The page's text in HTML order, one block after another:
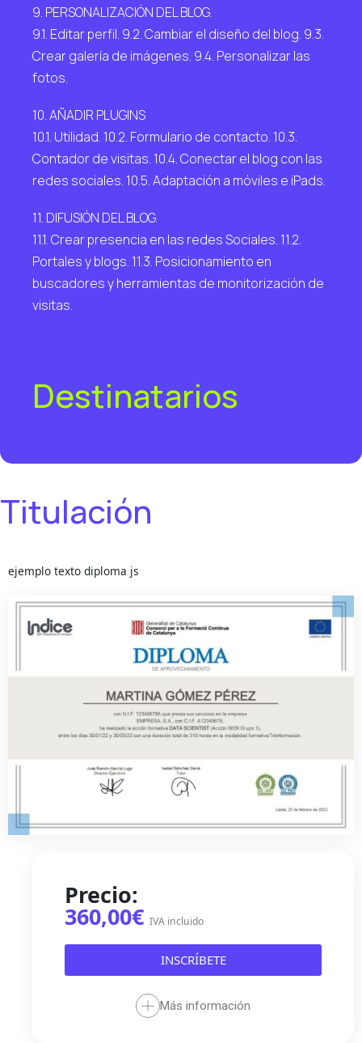
9. PERSONALIZACIÓN DEL BLOG.
9.1. Editar perfil. 9.2. Cambiar el diseño del blog. 9.3.
Crear galería de imágenes. 9.4. Personalizar las
fotos.
10. AÑADIR PLUGINS
10.1. Utilidad. 10.2. Formulario de contacto. 10.3.
Contador de visitas. 10.4. Conectar el blog con las
redes sociales. 10.5. Adaptación a móviles e iPads.
11. DIFUSIÓN DEL BLOG.
11.1. Crear presencia en las redes Sociales. 11.2.
Portales y blogs. 11.3. Posicionamiento en
buscadores y herramientas de monitorización de
visitas.
Destinatarios
Titulación
ejemplo texto diploma js
Precio:
360,00€ IVA incluido
INSCRÍBETE
Más información